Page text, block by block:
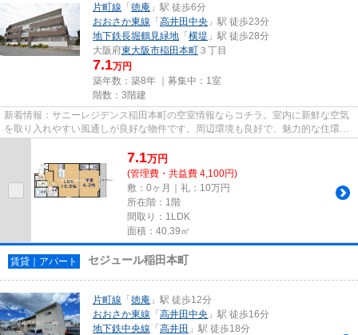
片町線 「徳庵 」駅 徒歩6分
おおさか東線 「高井田中央 」駅 徒歩23分
地下鉄長堀鶴見緑地 「横堤 」駅 徒歩28分
大阪府東大阪市稲田本町 ３丁目
7.1万円
築年数：築8年 ｜募集中： 1室
階数：3階建
新着情報：サニーレジデンス稲田本町の空室情報ならコチラ。室内に新鮮な空気
を取り入れやすい風通しが良好な物件です。周辺環境も良好で、魅力的な住環境
のある、2018年築の物件です...
7.1万円
(管理費・共益費 4,100円)
敷：0ヶ月｜礼：10万円
所在階：1階
間取り：1LDK
面積：40.39㎡
賃貸｜アパート セジュール稲田本町
片町線 「徳庵 」駅 徒歩12分
おおさか東線 「高井田中央 」駅 徒歩16分
地下鉄中央線 「高井田 」駅 徒歩18分